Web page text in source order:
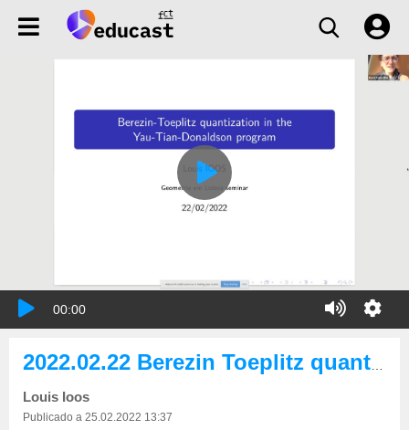
00:00
Louis Ioos
Publicado a 25.02.2022 13:37